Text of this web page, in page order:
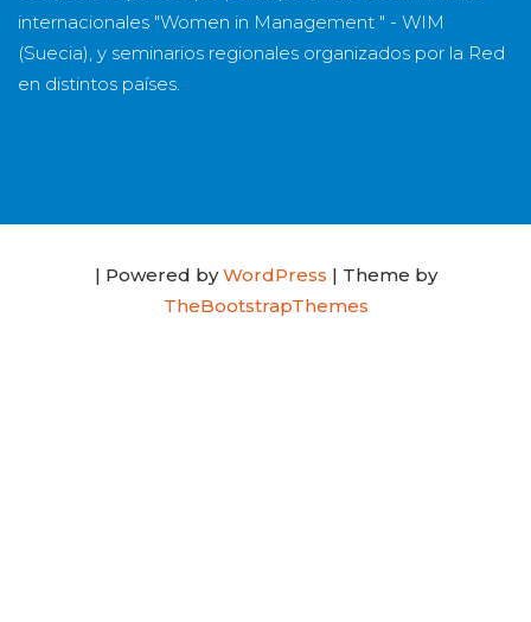
internacionales "Women in Management " - WIM
(Suecia), y seminarios regionales organizados por la Red
en distintos países.
| Powered byWordPress | Theme by
TheBootstrapThemes